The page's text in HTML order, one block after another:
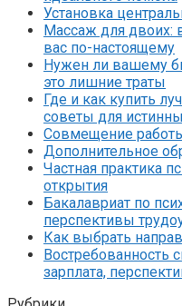
Установка
Массаж для двоих:
вас по-настоящему
Нужен ли вашему
это лишние траты
Где и как купить
советы для
Совмещение
Дополнительное
Частная практика
открытия
Бакалавриат по
перспективы
Как выбрать
Востребованность
зарплата,